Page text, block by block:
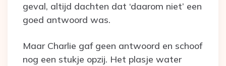
geval, altijd dachten dat ‘daarom niet’ een
goed antwoord was.
Maar Charlie gaf geen antwoord en schoof
nog een stukje opzij. Het plasje water